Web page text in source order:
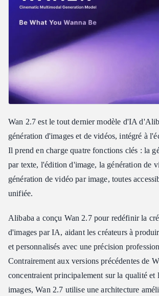
Pourquoi utiliser Wan 2.7 sur Atlas Cloud ?
Comment utiliser Wan 2.7 sur Atlas Cloud :
Wan 2.7 est le tout dernier modèle d'IA
génération d'images et de vidéos, intégré à
Il prend en charge quatre fonctions clés : la
par texte, l'édition d'image, la génération de
génération de vidéo par image, toutes
unifiée.
Alibaba a conçu Wan 2.7 pour redéfinir la
d'images par IA, aidant les créateurs à
et personnalisés avec une précision
Contrairement aux versions précédentes de
concentraient principalement sur la qualité et
images, Wan 2.7 utilise une architecture